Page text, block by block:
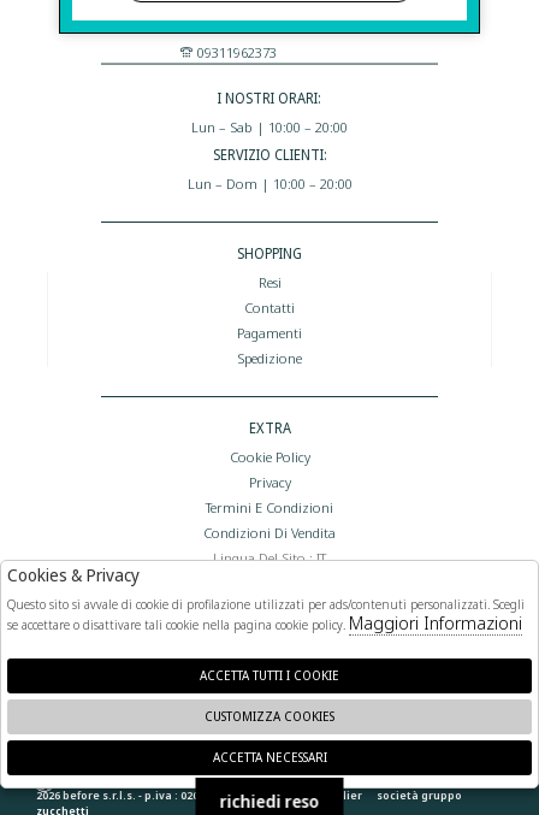
Eshop@apiedinudinelparcoboutique.com
09311962373
I NOSTRI ORARI:
Lun – Sab | 10:00 – 20:00
SERVIZIO CLIENTI:
Lun – Dom | 10:00 – 20:00
SHOPPING
Resi
Contatti
Pagamenti
Spedizione
EXTRA
Cookie Policy
Privacy
Termini E Condizioni
Condizioni Di Vendita
Lingua Del Sito : IT
FOLLOW US
2026 before s.r.l.s. - p.iva : 02066400892 powered by atelier società gruppo
zucchetti
🍪
richiedi reso
Cookies & Privacy
Questo sito si avvale di cookie di profilazione utilizzati per ads/contenuti personalizzati. Scegli
se accettare o disattivare tali cookie nella pagina cookie policy. Maggiori Informazioni
ACCETTA TUTTI I COOKIE
CUSTOMIZZA COOKIES
ACCETTA NECESSARI